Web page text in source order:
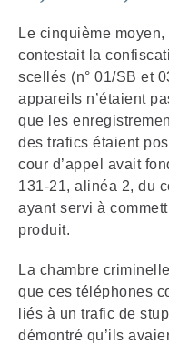
Le cinquième
contestait la
scellés (n° 01/SB et
appareils n’étaient
que les
des trafics étaient
cour d’appel avait
131-21, alinéa 2, du
ayant servi à
produit.
La chambre
que ces téléphones
liés à un trafic de
démontré qu’ils